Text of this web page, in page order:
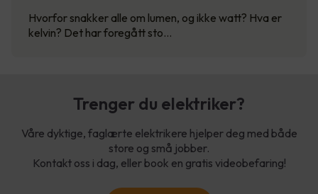
Hvorfor snakker alle om lumen, og ikke watt? Hva er
kelvin? Det har foregått sto…
Trenger du elektriker?
Våre dyktige, faglærte elektrikere hjelper deg med både
store og små jobber.
Kontakt oss i dag, eller book en gratis videobefaring!